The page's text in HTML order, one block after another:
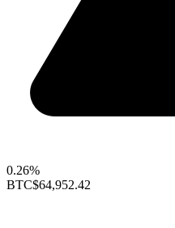
0.26%
BTC$64,952.42